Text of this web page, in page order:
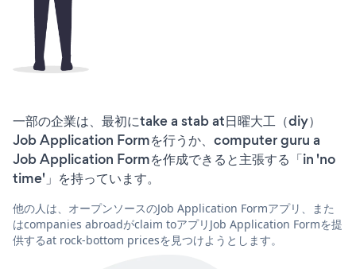
一部の企業は、最初にtake a stab at日曜大工（diy）
Job Application Formを行うか、computer guru a
Job Application Formを作成できると主張する「in 'no
time'」を持っています。
他の人は、オープンソースのJob Application Formアプリ、また
はcompanies abroadがclaim toアプリJob Application Formを提
供するat rock-bottom pricesを見つけようとします。